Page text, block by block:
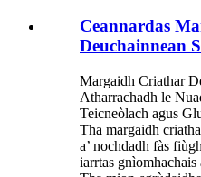
Ceannardas
Deuchainnean
Margaidh Criathar
Atharrachadh le
Teicneòlach agus
Tha margaidh
a’ nochdadh fàs
iarrtas gnìomhachais